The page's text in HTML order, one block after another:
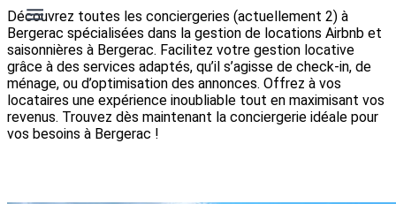
Découvrez toutes les conciergeries (actuellement 2) à
Bergerac spécialisées dans la gestion de locations Airbnb et
saisonnières à Bergerac. Facilitez votre gestion locative
grâce à des services adaptés, qu’il s’agisse de check-in, de
ménage, ou d’optimisation des annonces. Offrez à vos
locataires une expérience inoubliable tout en maximisant vos
revenus. Trouvez dès maintenant la conciergerie idéale pour
vos besoins à Bergerac !